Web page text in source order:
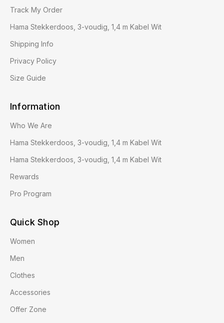
Track My Order
Hama Stekkerdoos, 3-voudig, 1,4 m Kabel Wit
Shipping Info
Privacy Policy
Size Guide
Information
Who We Are
Hama Stekkerdoos, 3-voudig, 1,4 m Kabel Wit
Hama Stekkerdoos, 3-voudig, 1,4 m Kabel Wit
Rewards
Pro Program
Quick Shop
Women
Men
Clothes
Accessories
Offer Zone